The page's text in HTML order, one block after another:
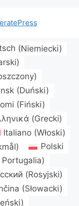
(Niemiecki)
)
)
(Duński)
(Fiński)
(Grecki)
Italiano (Włoski)
)
Polski
)
(Rosyjski)
(Słowacki)
)